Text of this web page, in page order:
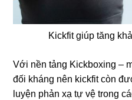
Kickfit giúp tăng
Với nền tảng Kickboxing –
đối kháng nên kickfit còn
luyện phản xạ tự vệ trong